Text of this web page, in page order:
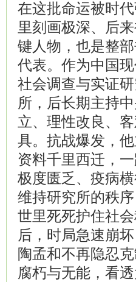
在这批命运被时
里刻画极深、后
键人物，也是整
代表。作为中国
社会调查与实证
所，后长期主持
立、理性改良、
具。抗战爆发，
资料千里西迁，
极度匮乏、疫病
维持研究所的秩
世里死死护住社
后，时局急速崩
陶孟和不再隐忍
腐朽与无能，看